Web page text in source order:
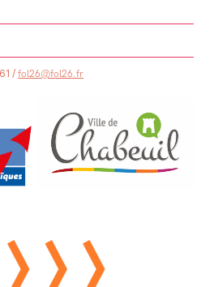
/ fol26@fol26.fr